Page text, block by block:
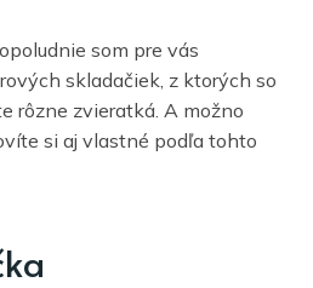
som pre vás
skladačiek, z ktorých so
rôzne zvieratká. A možno
si aj vlastné podľa tohto